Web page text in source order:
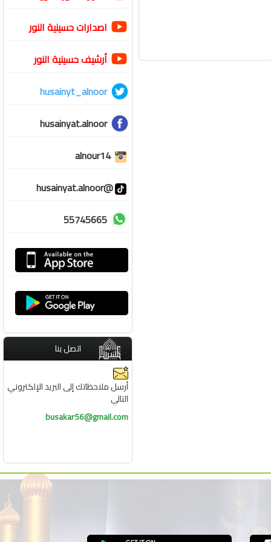
اصدارات حسينية النور
أرشيف حسينية النور
husainyt_alnoor
husainyat.alnoor
alnour14
@husainyat.alnoor
55745665
اتصل بنا
أرسل ملاحظاتك إلى البريد الإلكتروني
التالي
busakar56@gmail.com